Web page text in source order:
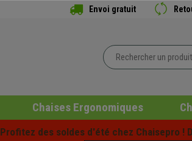
Envoi gratuit
Chaises Ergonomiques
Profitez des soldes d'été chez Chaisepro !